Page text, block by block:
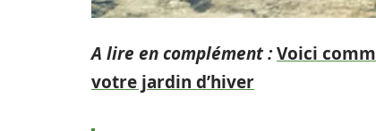
A lire en complément :Voici
votre jardin d’hiver